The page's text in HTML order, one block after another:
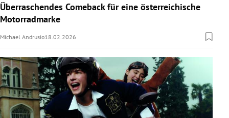
Überraschendes Comeback für eine österreichische
Motorradmarke
Michael Andrusio18.02.2026